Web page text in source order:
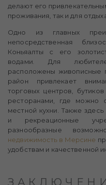
делают его
проживания, так и для
Одно из главных
непосредственная
Коньяалты с его
водами. Для
расположены живописные
район привлекает
торговых центров,
ресторанами, где можно
местной кухни. Также
и рекреационные
разнообразные
недвижимость в Мерсине
удобствам и качественной